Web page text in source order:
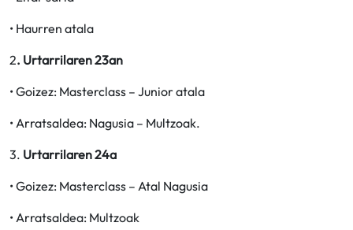
• Haurren atala
2. Urtarrilaren 23an
• Goizez: Masterclass – Junior atala
• Arratsaldea: Nagusia – Multzoak.
3. Urtarrilaren 24a
• Goizez: Masterclass – Atal Nagusia
• Arratsaldea: Multzoak